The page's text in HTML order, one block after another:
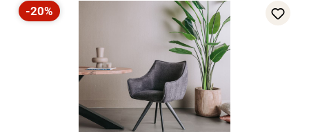
Rabatt
-20%